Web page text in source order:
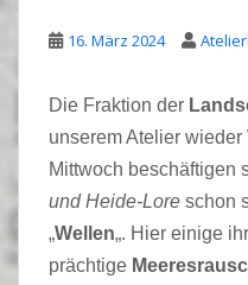
16. März 2024
Die Fraktion der
unserem Atelier wieder
Mittwoch beschäftigen
und Heide-Lore schon
„Wellen„. Hier einige
prächtige